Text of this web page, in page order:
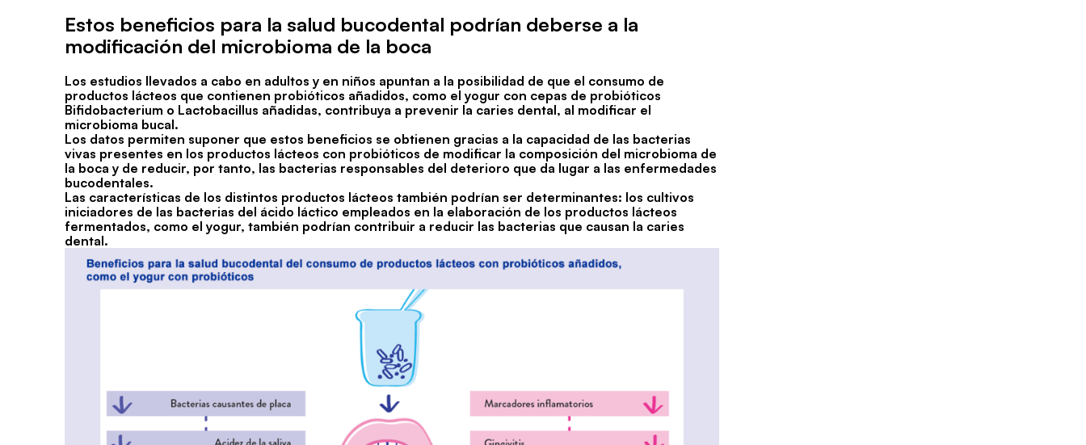
Estos beneficios para la salud bucodental podrían deberse a la
modificación del microbioma de la boca
Los estudios llevados a cabo en adultos y en niños apuntan a la posibilidad de que el consumo de
productos lácteos que contienen probióticos añadidos, como el yogur con cepas de probióticos
Bifidobacterium o Lactobacillus añadidas, contribuya a prevenir la caries dental, al modificar el
microbioma bucal.
Los datos permiten suponer que estos beneficios se obtienen gracias a la capacidad de las bacterias
vivas presentes en los productos lácteos con probióticos de modificar la composición del microbioma de
la boca y de reducir, por tanto, las bacterias responsables del deterioro que da lugar a las enfermedades
bucodentales.
Las características de los distintos productos lácteos también podrían ser determinantes: los cultivos
iniciadores de las bacterias del ácido láctico empleados en la elaboración de los productos lácteos
fermentados, como el yogur, también podrían contribuir a reducir las bacterias que causan la caries
dental.